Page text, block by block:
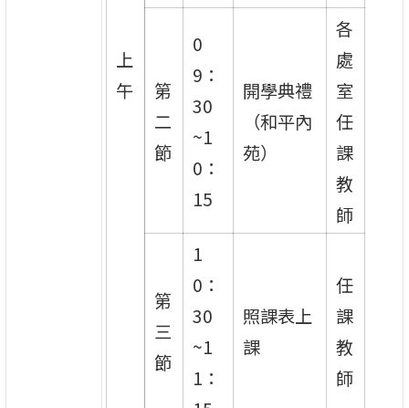
上
午
第
二
節
0
9：
30
~1
0：
15
開學典禮
（和平內
苑）
各
處
室
任
課
教
師
第
三
節
1
0：
30
~1
1：
照課表上
課
任
課
教
師